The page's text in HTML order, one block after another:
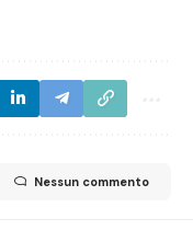
Nessun commento